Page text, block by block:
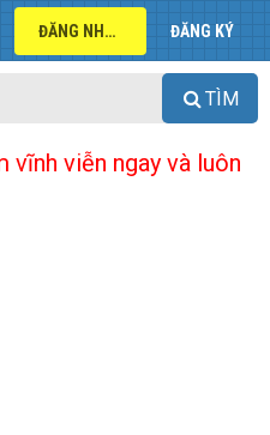
ĐĂNG NHẬP ĐĂNG KÝ
TÌM
viễn ngay và luôn